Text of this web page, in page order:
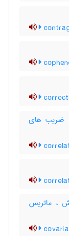
ضریب های
، ماتریس